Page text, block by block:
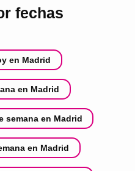
fechas
en Madrid
en Madrid
semana en Madrid
en Madrid